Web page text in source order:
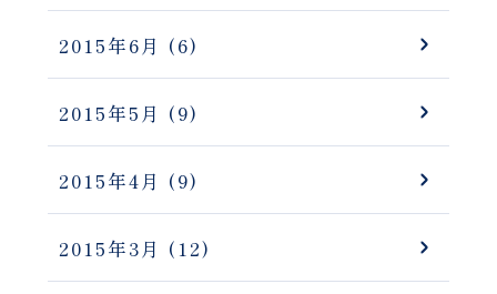
2015年6月 (6)
2015年5月 (9)
2015年4月 (9)
2015年3月 (12)